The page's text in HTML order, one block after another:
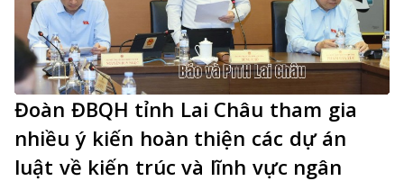
Đoàn ĐBQH tỉnh Lai Châu tham gia
nhiều ý kiến hoàn thiện các dự án
luật về kiến trúc và lĩnh vực ngân